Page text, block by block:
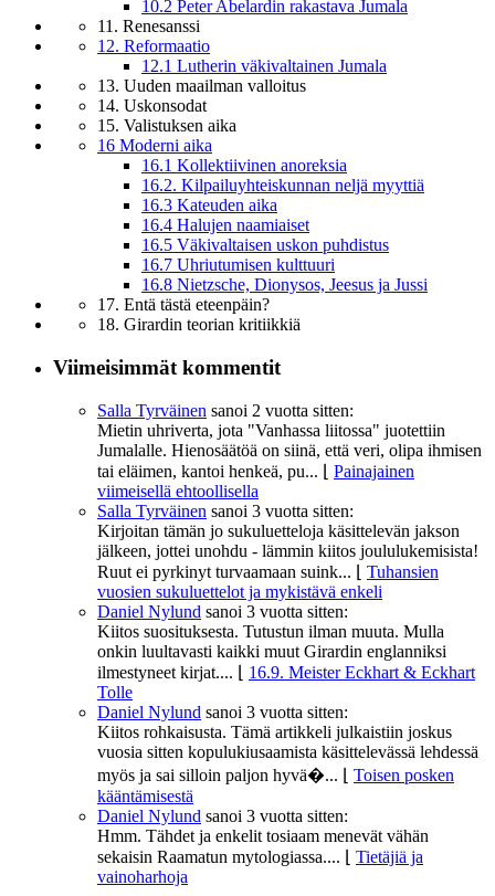
10.2 Peter Abelardin rakastava Jumala
11. Renesanssi
12. Reformaatio
12.1 Lutherin väkivaltainen Jumala
13. Uuden maailman valloitus
14. Uskonsodat
15. Valistuksen aika
16 Moderni aika
16.1 Kollektiivinen anoreksia
16.2. Kilpailuyhteiskunnan neljä myyttiä
16.3 Kateuden aika
16.4 Halujen naamiaiset
16.5 Väkivaltaisen uskon puhdistus
16.7 Uhriutumisen kulttuuri
16.8 Nietzsche, Dionysos, Jeesus ja Jussi
17. Entä tästä eteenpäin?
18. Girardin teorian kritiikkiä
Viimeisimmät kommentit
Salla Tyrväinen sanoi 2 vuotta sitten:
Mietin uhriverta, jota "Vanhassa liitossa" juotettiin
Jumalalle. Hienosäätöä on siinä, että veri, olipa ihmisen
tai eläimen, kantoi henkeä, pu...
Painajainen
viimeisellä ehtoollisella
Salla Tyrväinen sanoi 3 vuotta sitten:
Kirjoitan tämän jo sukuluetteloja käsittelevän jakson
jälkeen, jottei unohdu - lämmin kiitos joululukemisista!
Ruut ei pyrkinyt turvaamaan suink...
Tuhansien
vuosien sukuluettelot ja mykistävä enkeli
Daniel Nylund sanoi 3 vuotta sitten:
Kiitos suosituksesta. Tutustun ilman muuta. Mulla
onkin luultavasti kaikki muut Girardin englanniksi
ilmestyneet kirjat....
16.9. Meister Eckhart & Eckhart
Tolle
Daniel Nylund sanoi 3 vuotta sitten:
Kiitos rohkaisusta. Tämä artikkeli julkaistiin joskus
vuosia sitten kopulukiusaamista käsittelevässä lehdessä
myös ja sai silloin paljon hyvä�...
Toisen posken
kääntämisestä
Daniel Nylund sanoi 3 vuotta sitten:
Hmm. Tähdet ja enkelit tosiaam menevät vähän
sekaisin Raamatun mytologiassa....
Tietäjiä ja
vainoharhoja